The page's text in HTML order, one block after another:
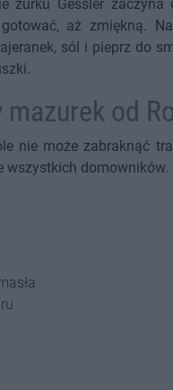
żurku Gessler
aż zmiękną.
sól i pieprz do
od
nie może zabraknąć
wszystkich domowników.